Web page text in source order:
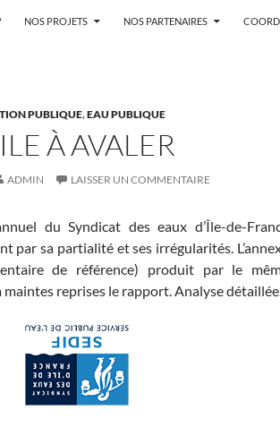
NOS PROJETS NOS PARTENAIRES
PUBLIQUE,EAU PUBLIQUE
À AVALER
ADMIN LAISSER UN COMMENTAIRE
du Syndicat des eaux d’Île-de-
par sa partialité et ses irrégularités.
de référence) produit par le
reprises le rapport. Analyse